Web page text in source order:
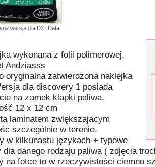
wersja dla D2 i Defa
wykonana z folii polimerowej,
Andziasss
oryginalna zatwierdzona naklejka
dla discovery 1 posiada
na zamek klapki paliwa.
12 x 12 cm
laminatem zwiększajacym
szczególnie w terenie.
w kilkunastu językach + typowe
dla danego rodzaju paliwa ( zdjęcia
na fotce to w rzeczywistości ciemno